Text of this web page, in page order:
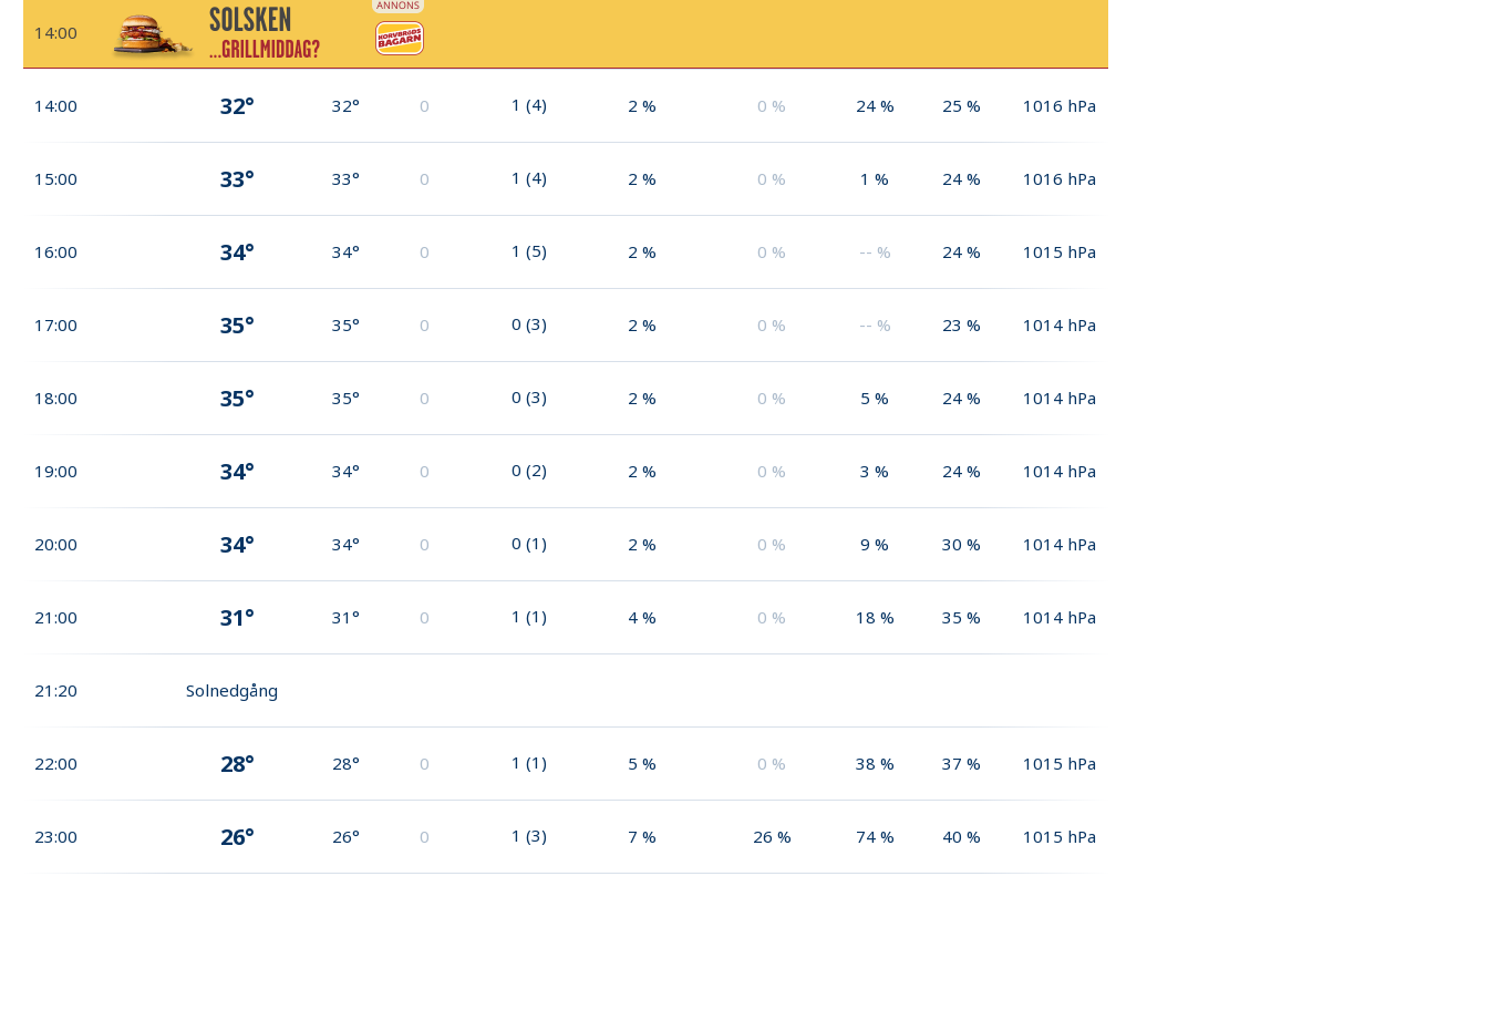
14:00
14:00 32° 32° 0 1 (4) 2 % 0 % 24 % 25 % 1016 hPa
15:00 33° 33° 0 1 (4) 2 % 0 % 1 % 24 % 1016 hPa
16:00 34° 34° 0 1 (5) 2 % 0 % -- % 24 % 1015 hPa
17:00 35° 35° 0 0 (3) 2 % 0 % -- % 23 % 1014 hPa
18:00 35° 35° 0 0 (3) 2 % 0 % 5 % 24 % 1014 hPa
19:00 34° 34° 0 0 (2) 2 % 0 % 3 % 24 % 1014 hPa
20:00 34° 34° 0 0 (1) 2 % 0 % 9 % 30 % 1014 hPa
21:00 31° 31° 0 1 (1) 4 % 0 % 18 % 35 % 1014 hPa
21:20 Solnedgång
22:00 28° 28° 0 1 (1) 5 % 0 % 38 % 37 % 1015 hPa
23:00 26° 26° 0 1 (3) 7 % 26 % 74 % 40 % 1015 hPa